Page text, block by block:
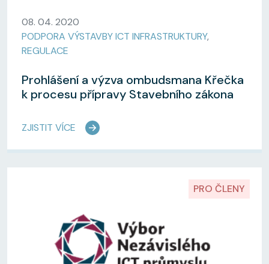
08. 04. 2020
PODPORA VÝSTAVBY ICT INFRASTRUKTURY,
REGULACE
Prohlášení a výzva ombudsmana Křečka
k procesu přípravy Stavebního zákona
ZJISTIT VÍCE
PRO ČLENY